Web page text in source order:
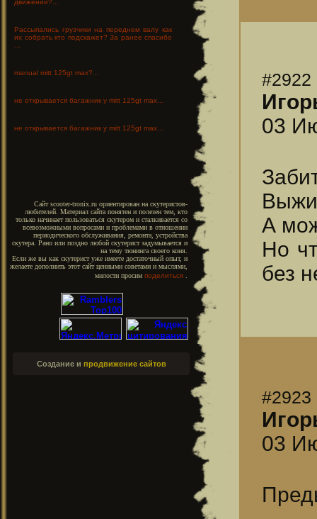
движении?...
Рассыпались грузчики на переднем валу как
их собрать кто подскажет? За ранее спасибо
...
manual mitt 125gt max?...
не открывается багажник у mitt 125gt max...
не открывается багажник у mitt 125gt max...
Сайт scooter-tronix.ru ориентирован на скутеристов-
любителей. Материал сайта понятен и полезен тем, кто
только начинает пользоваться скутером и сталкивается со
всевозможными вопросами и проблемами в отношении
периодического обслуживания, ремонта, устройства
скутера. Рано или поздно любой скутерист задумывается и
на тему тюнинга своего коня.
Если же вы как скутерист уже имеете достаточный опыт, и
желаете дополнить этот сайт ценными советами и мыслями,
милости просим поделиться .
Создание и продвижение сайтов
#2922
03
А
Но
без
#2923
03